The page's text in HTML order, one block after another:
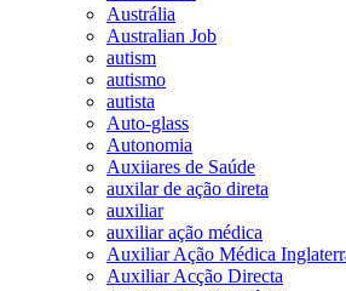
Austrália
Australian Job
autism
autismo
autista
Auto-glass
Autonomia
Auxiiares de Saúde
auxilar de ação direta
auxiliar
auxiliar ação médica
Auxiliar Ação Médica
Auxiliar Acção Directa